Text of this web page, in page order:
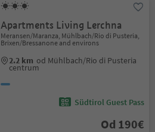
Apartments Living Lerchna
Meransen/Maranza, Mühlbach/Rio di Pusteria,
Brixen/Bressanone and environs
2.2 km od Mühlbach/Rio di Pusteria
centrum
Südtirol Guest Pass
Od 190€